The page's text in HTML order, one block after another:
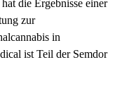
die Ergebnisse einer
zur
in
ist Teil der Semdor